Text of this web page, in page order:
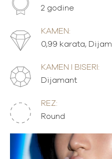
2 godine
KAMEN:
0,99 karata,
KAMEN I BISERI:
Dijamant
REZ:
Round